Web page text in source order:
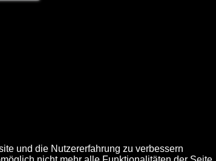
und die Nutzererfahrung zu verbessern